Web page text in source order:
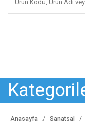
Anasayfa Sanatsal